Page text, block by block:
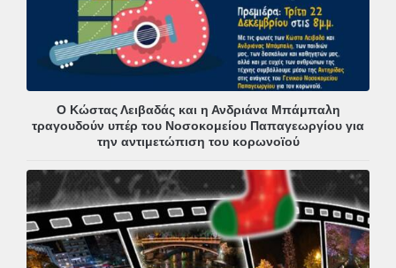
Ο Κώστας Λειβαδάς και η Ανδριάνα Μπάμπαλη
τραγουδούν υπέρ του Νοσοκομείου Παπαγεωργίου για
την αντιμετώπιση του κορωνοϊού